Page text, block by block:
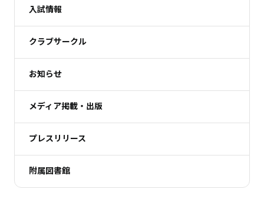
入試情報
クラブサークル
お知らせ
メディア掲載・出版
プレスリリース
附属図書館